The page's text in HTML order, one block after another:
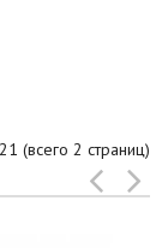
(всего 2 страниц)